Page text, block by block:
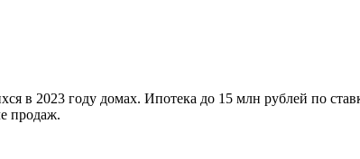
в 2023 году домах. Ипотека до 15 млн рублей по
продаж.